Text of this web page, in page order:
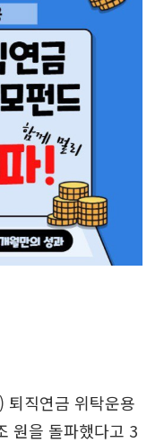
퇴직연금 위탁운용
원을 돌파했다고 3